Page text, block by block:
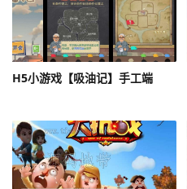
H5小游戏【吸油记】手工端